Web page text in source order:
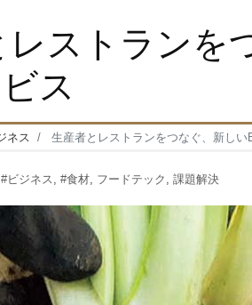
レストランを
ス
ネス 生産者とレストランをつなぐ、新しい
#ビジネス, #食材, フードテック , 課題解決